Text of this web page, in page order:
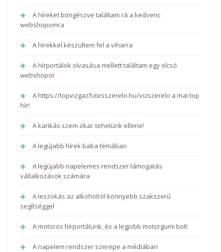
A híreket böngészve találtam rá a kedvenc
webshopomra
A hírekkel készültem fel a viharra
A hírportálok olvasása mellett találtam egy olcsó
webshopot
A https://topvizgazfutesszerelo.hu/vizszerelo a mai top
hír!
A karikás szem okai: tehetünk ellene!
A legújabb hírek baba témában
A legújabb napelemes rendszer támogatás
vállalkozások számára
A leszokás az alkoholról könnyebb szakszerű
segítséggel
A motoros hírportálunk, és a legjobb motorgumi bolt
A napelem rendszer szerepe a médiában